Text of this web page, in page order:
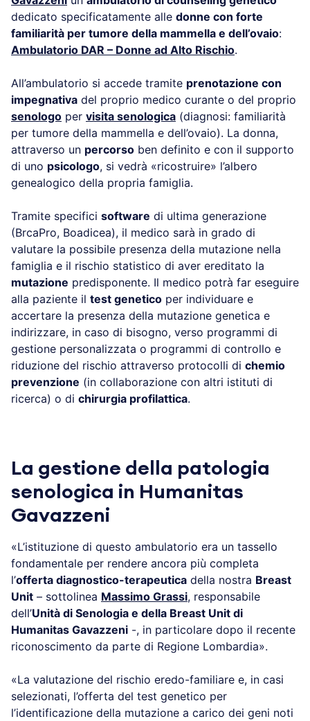
dedicato specificatamente alle donne con forte
familiarità per tumore della mammella e dell’ovaio:
Ambulatorio DAR – Donne ad Alto Rischio.
All’ambulatorio si accede tramite prenotazione con
impegnativa del proprio medico curante o del proprio
senologo per visita senologica (diagnosi: familiarità
per tumore della mammella e dell’ovaio). La donna,
attraverso un percorso ben definito e con il supporto
di uno psicologo, si vedrà «ricostruire» l’albero
genealogico della propria famiglia.
Tramite specifici software di ultima generazione
(BrcaPro, Boadicea), il medico sarà in grado di
valutare la possibile presenza della mutazione nella
famiglia e il rischio statistico di aver ereditato la
mutazione predisponente. Il medico potrà far eseguire
alla paziente il test genetico per individuare e
accertare la presenza della mutazione genetica e
indirizzare, in caso di bisogno, verso programmi di
gestione personalizzata o programmi di controllo e
riduzione del rischio attraverso protocolli di chemio
prevenzione (in collaborazione con altri istituti di
ricerca) o di chirurgia profilattica.
La gestione della patologia
senologica in Humanitas
Gavazzeni
«L’istituzione di questo ambulatorio era un tassello
fondamentale per rendere ancora più completa
l’offerta diagnostico-terapeutica della nostra Breast
Unit – sottolinea Massimo Grassi, responsabile
dell’Unità di Senologia e della Breast Unit di
Humanitas Gavazzeni -, in particolare dopo il recente
riconoscimento da parte di Regione Lombardia».
«La valutazione del rischio eredo-familiare e, in casi
selezionati, l’offerta del test genetico per
l’identificazione della mutazione a carico dei geni noti